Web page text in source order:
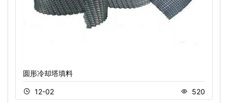
圆形冷却塔填料
12-02 520